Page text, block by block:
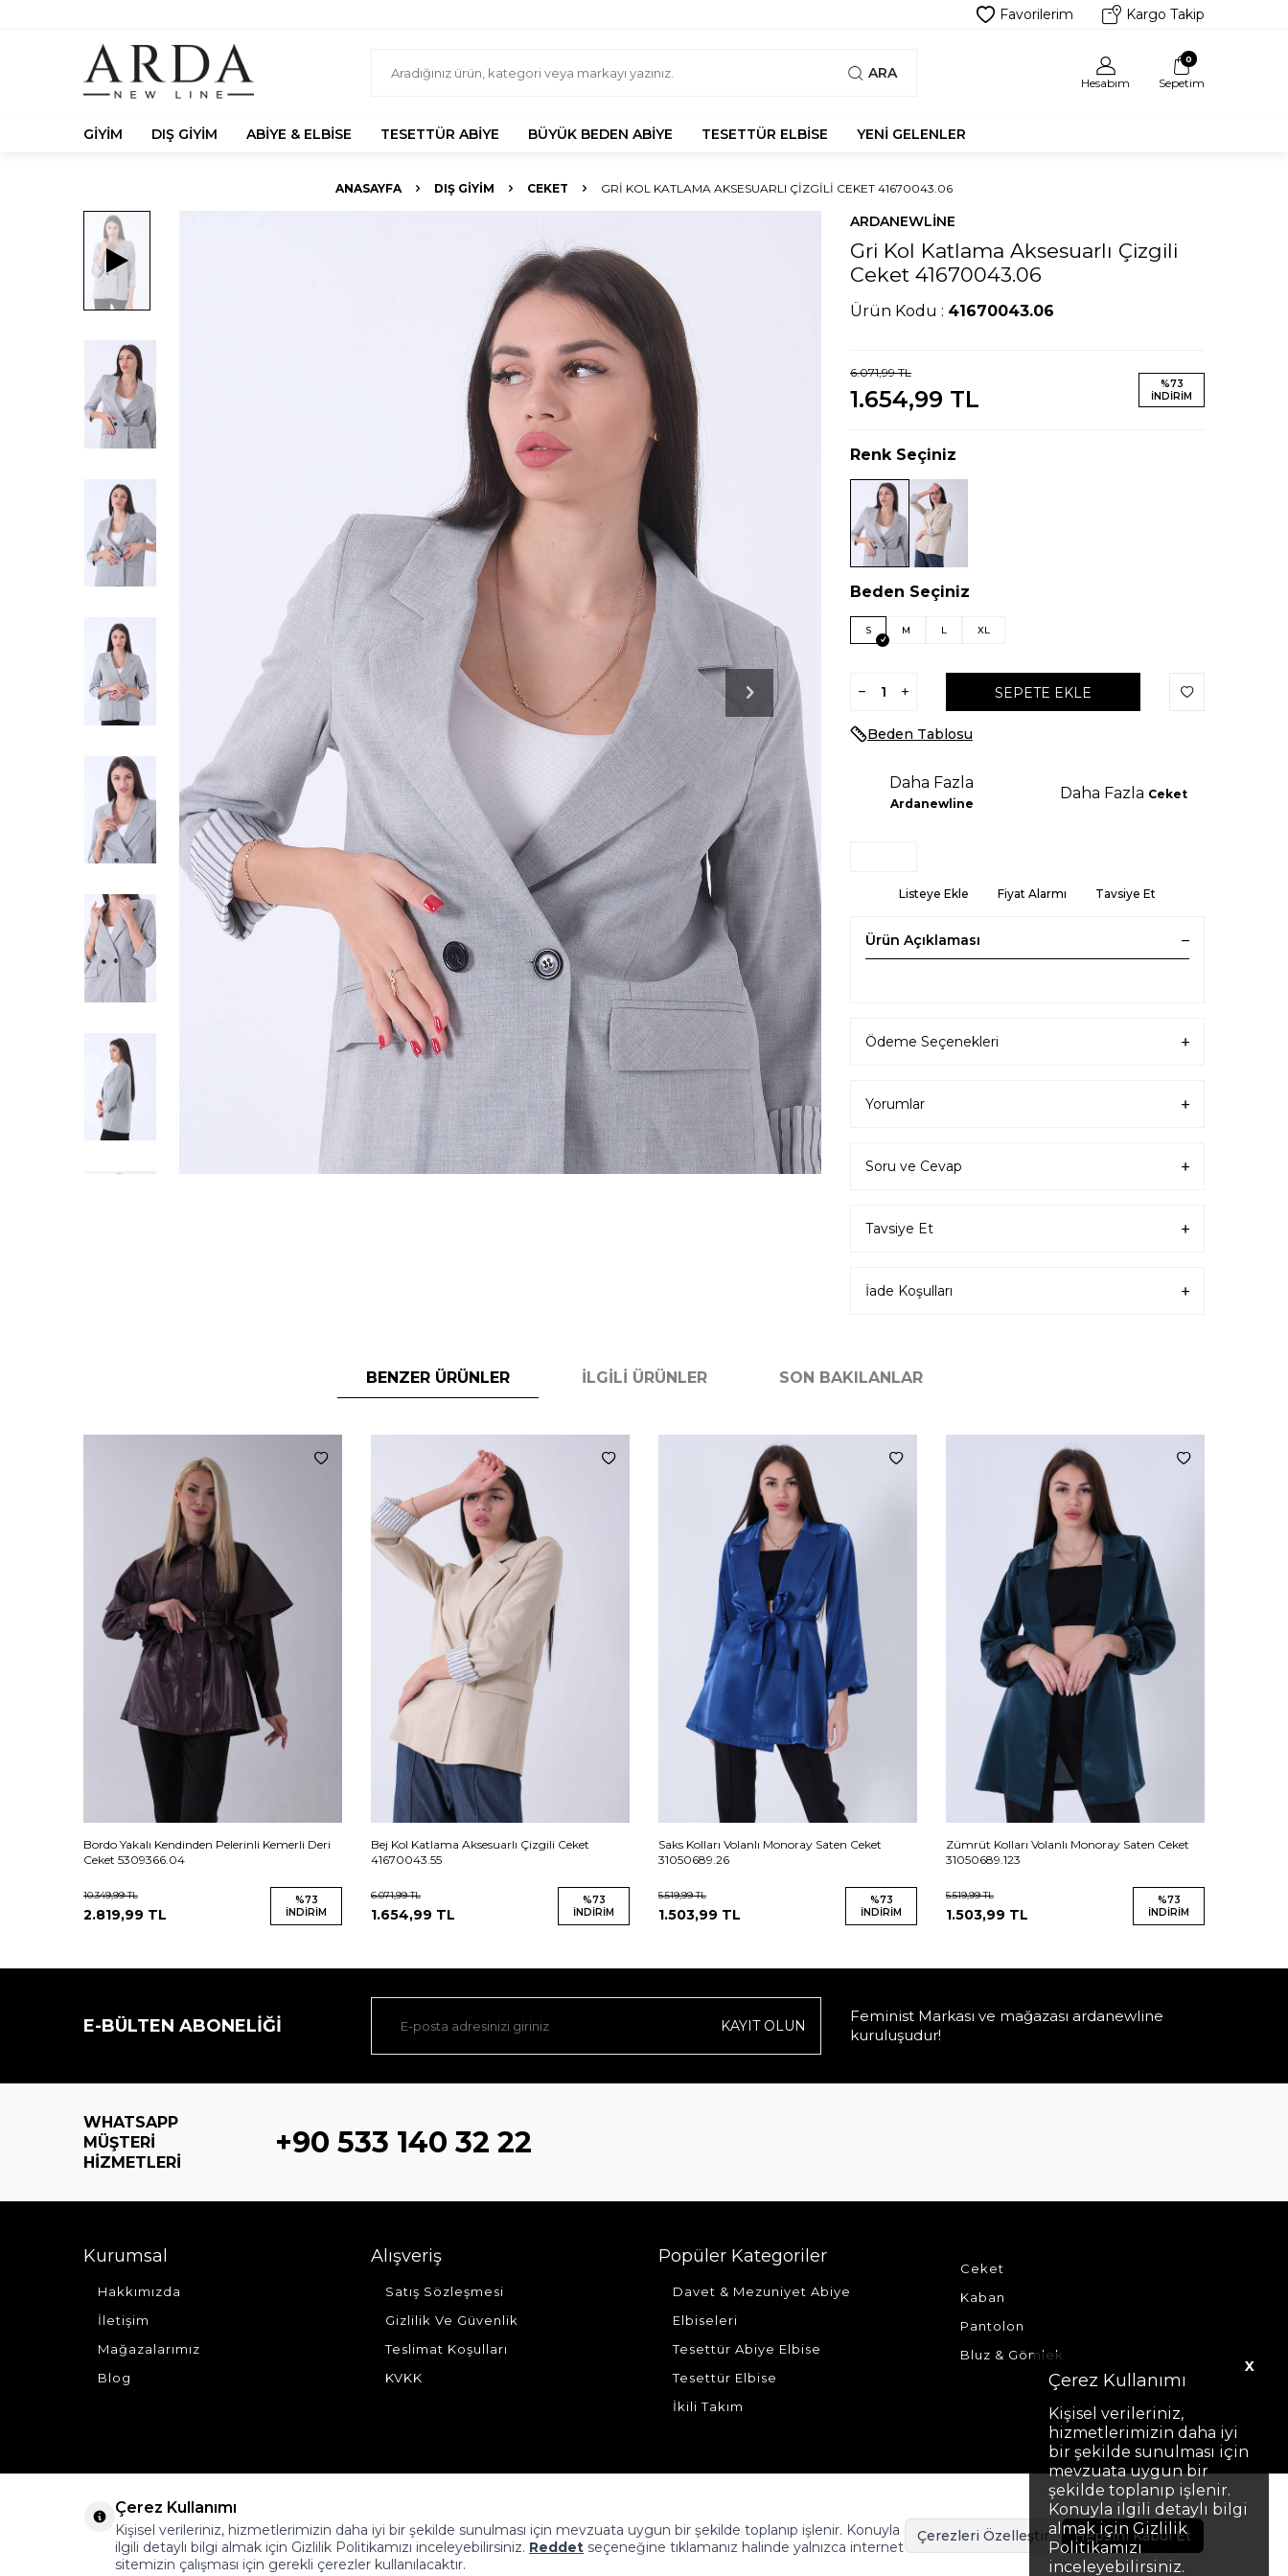
X
Çerez Kullanımı
Kişisel verileriniz,
hizmetlerimizin daha iyi
bir şekilde sunulması için
mevzuata uygun bir
şekilde toplanıp işlenir.
Konuyla ilgili detaylı bilgi
almak için Gizlilik
Politikamızı
inceleyebilirsiniz.
Favorilerim Kargo Takip
ARA
Hesabım
0
Sepetim
GIYIM DIŞ GIYIM ABIYE & ELBISE TESETTÜR ABIYE BÜYÜK BEDEN ABIYE TESETTÜR ELBISE YENI GELENLER
ANASAYFA DIŞ GIYIM CEKET GRI KOL KATLAMA AKSESUARLI ÇIZGILI CEKET 41670043.06
ARDANEWLINE
Gri Kol Katlama Aksesuarlı Çizgili
Ceket 41670043.06
Ürün Kodu : 41670043.06
6.071,99TL
1.654,99 TL
%73
İNDIRIM
Renk Seçiniz
Beden Seçiniz
S M L XL
SEPETE EKLE
Beden Tablosu
Daha Fazla
Ardanewline
Daha Fazla Ceket
Listeye Ekle Fiyat Alarmı Tavsiye Et
Ürün Açıklaması
Ödeme Seçenekleri
Yorumlar
Soru ve Cevap
Tavsiye Et
İade Koşulları
BENZER ÜRÜNLER İLGILI ÜRÜNLER SON BAKILANLAR
Bordo Yakalı Kendinden Pelerinli Kemerli Deri
Ceket 5309366.04
10.349,99TL
2.819,99 TL
%73
İNDIRIM
Bej Kol Katlama Aksesuarlı Çizgili Ceket
41670043.55
6.071,99TL
1.654,99 TL
%73
İNDIRIM
Saks Kolları Volanlı Monoray Saten Ceket
31050689.26
5.519,99TL
1.503,99 TL
%73
İNDIRIM
Zümrüt Kolları Volanlı Monoray Saten Ceket
31050689.123
5.519,99TL
1.503,99 TL
%73
İNDIRIM
E-BÜLTEN ABONELIĞI KAYIT OLUN
Feminist Markası ve mağazası ardanewline
kuruluşudur!
WHATSAPP
MÜŞTERI
HIZMETLERI
+90 533 140 32 22
Kurumsal
Hakkımızda
İletişim
Mağazalarımız
Blog
Alışveriş
Satış Sözleşmesi
Gizlilik Ve Güvenlik
Teslimat Koşulları
KVKK
Popüler Kategoriler
Davet & Mezuniyet Abiye
Elbiseleri
Tesettür Abiye Elbise
Tesettür Elbise
İkili Takım
Ceket
Kaban
Pantolon
Bluz & Gömlek
Çerez Kullanımı
Kişisel verileriniz, hizmetlerimizin daha iyi bir şekilde sunulması için mevzuata uygun bir şekilde toplanıp işlenir. Konuyla
ilgili detaylı bilgi almak için Gizlilik Politikamızı inceleyebilirsiniz. Reddet seçeneğine tıklamanız halinde yalnızca internet
sitemizin çalışması için gerekli çerezler kullanılacaktır.
Çerezleri Özelleştir Hepsini Kabul Et